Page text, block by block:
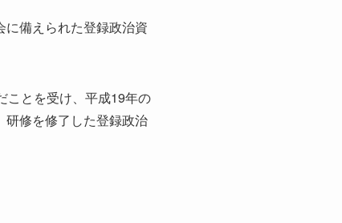
備えられた登録政治資
ことを受け、平成19年の
研修を修了した登録政治